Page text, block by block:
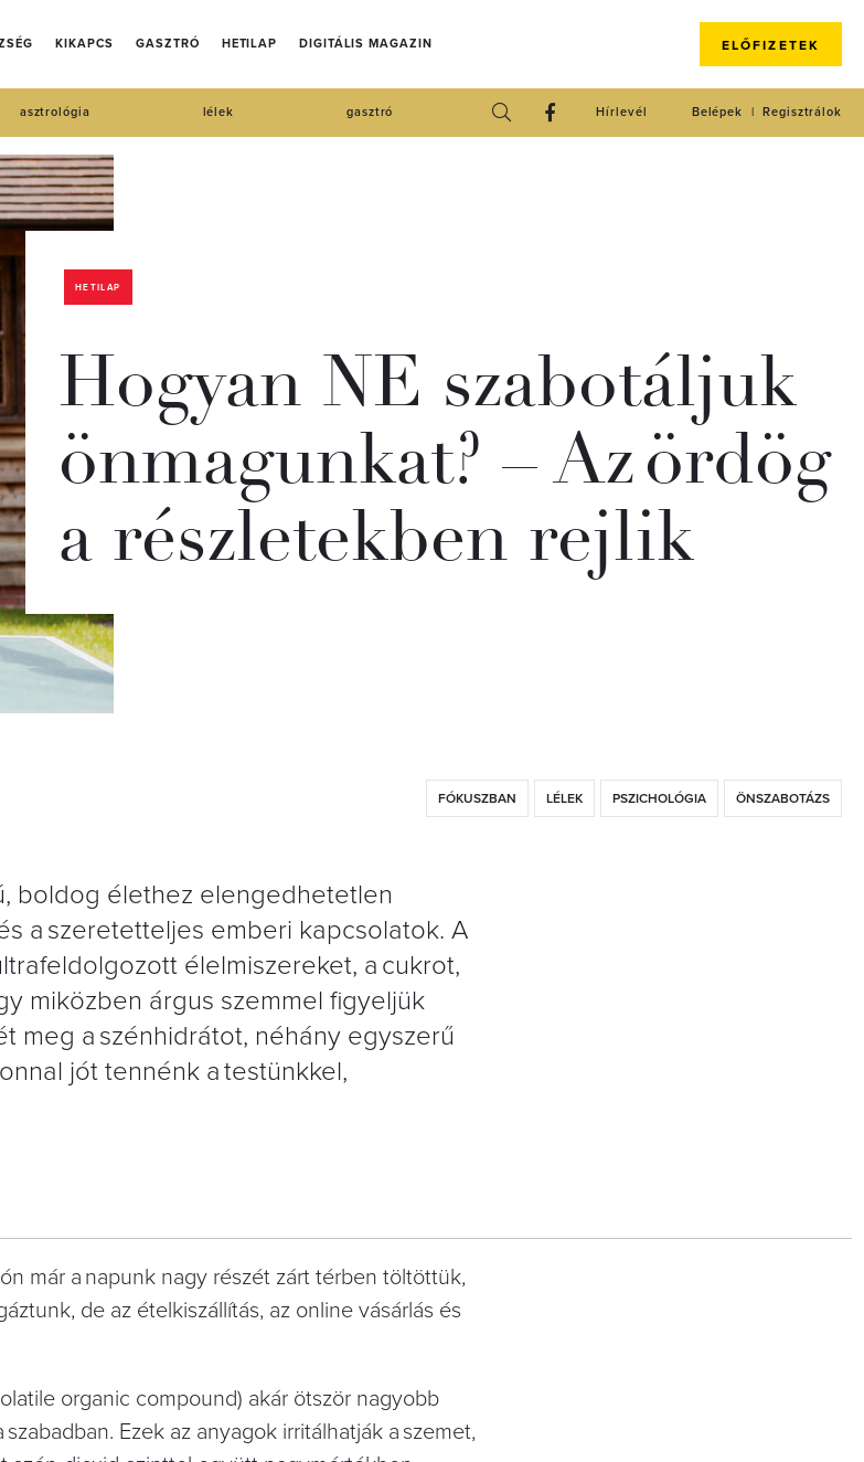
KIKAPCS GASZTRÓ HETILAP DIGITÁLIS MAGAZIN ELŐFIZETEK
asztrológia lélek gasztró Regisztrálok
Belépek
Hírlevél
HETILAP
Hogyan NE szabotáljuk
önmagunkat? – Az ördög
a részletekben rejlik
FÓKUSZBAN LÉLEK PSZICHOLÓGIA ÖNSZABOTÁZS
boldog élethez elengedhetetlen
a szeretetteljes emberi kapcsolatok. A
élelmiszereket, a cukrot,
miközben árgus szemmel figyeljük
meg a szénhidrátot, néhány egyszerű
jót tennénk a testünkkel,
már a napunk nagy részét zárt térben töltöttük,
de az ételkiszállítás, az online vásárlás és
organic com­pound) akár ötször nagyobb
Ezek az anyagok irritálhatják a szemet,